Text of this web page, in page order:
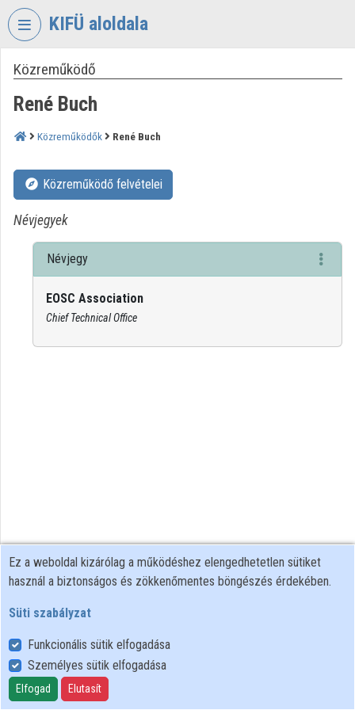
Fejléc kihagyása
KIFÜ aloldala
VIDEOTORIUM
KORMÁNYZATI
INFORMATIKAI
ÜGYNÖKSÉG
Intézményi kezdőlap
Intézményi felfedezés
Kategóriák
Közreműködő
René Buch
Közreműködők René Buch
Közreműködő felvételei
Névjegyek
Névjegy
EOSC Association
Chief Technical Office
Felhasználói szabályzat
Adatkezelési tájékoztató
Süti szabályzat
Ez a weboldal kizárólag a működéshez elengedhetetlen sütiket
használ a biztonságos és zökkenőmentes böngészés érdekében.
Süti szabályzat
Funkcionális sütik elfogadása
Személyes sütik elfogadása
Elfogad Elutasít